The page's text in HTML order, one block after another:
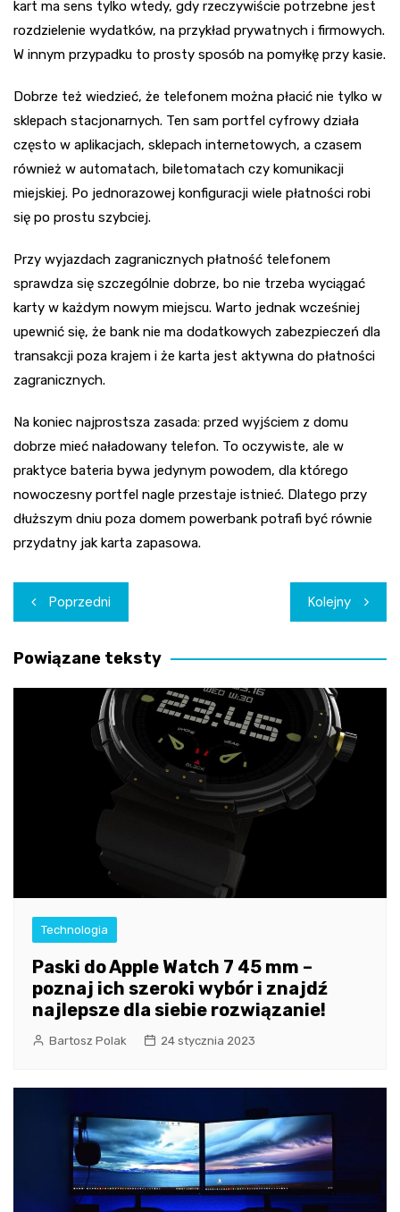
kart ma sens tylko wtedy, gdy rzeczywiście potrzebne jest
rozdzielenie wydatków, na przykład prywatnych i firmowych.
W innym przypadku to prosty sposób na pomyłkę przy kasie.
Dobrze też wiedzieć, że telefonem można płacić nie tylko w
sklepach stacjonarnych. Ten sam portfel cyfrowy działa
często w aplikacjach, sklepach internetowych, a czasem
również w automatach, biletomatach czy komunikacji
miejskiej. Po jednorazowej konfiguracji wiele płatności robi
się po prostu szybciej.
Przy wyjazdach zagranicznych płatność telefonem
sprawdza się szczególnie dobrze, bo nie trzeba wyciągać
karty w każdym nowym miejscu. Warto jednak wcześniej
upewnić się, że bank nie ma dodatkowych zabezpieczeń dla
transakcji poza krajem i że karta jest aktywna do płatności
zagranicznych.
Na koniec najprostsza zasada: przed wyjściem z domu
dobrze mieć naładowany telefon. To oczywiste, ale w
praktyce bateria bywa jedynym powodem, dla którego
nowoczesny portfel nagle przestaje istnieć. Dlatego przy
dłuższym dniu poza domem powerbank potrafi być równie
przydatny jak karta zapasowa.
Nawigacja
wpisu
Poprzedni Kolejny
Powiązane teksty
Technologia
Paski do Apple Watch 7 45 mm –
poznaj ich szeroki wybór i znajdź
najlepsze dla siebie rozwiązanie!
Bartosz Polak 24 stycznia 2023